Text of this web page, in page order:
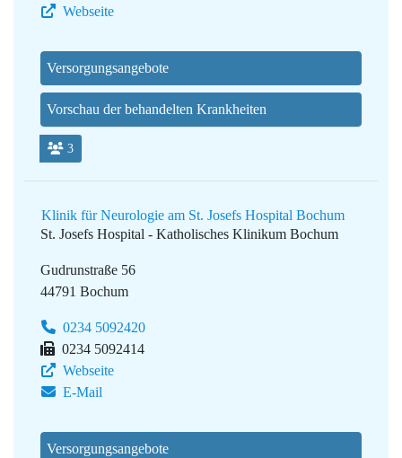
Webseite
Versorgungsangebote
Vorschau der behandelten Krankheiten
3
Klinik für Neurologie am St. Josefs Hospital Bochum
St. Josefs Hospital - Katholisches Klinikum Bochum
Gudrunstraße 56
44791 Bochum
0234 5092420
0234 5092414
Webseite
E-Mail
Versorgungsangebote